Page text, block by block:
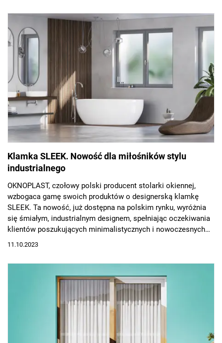
rabat. Promocja trwa do 22 grudnia 2023 roku.
Klamka SLEEK. Nowość dla miłośników stylu
industrialnego
OKNOPLAST, czołowy polski producent stolarki okiennej,
wzbogaca gamę swoich produktów o designerską klamkę
SLEEK. Ta nowość, już dostępna na polskim rynku, wyróżnia
się śmiałym, industrialnym designem, spełniając oczekiwania
klientów poszukujących minimalistycznych i nowoczesnych
11.10.2023